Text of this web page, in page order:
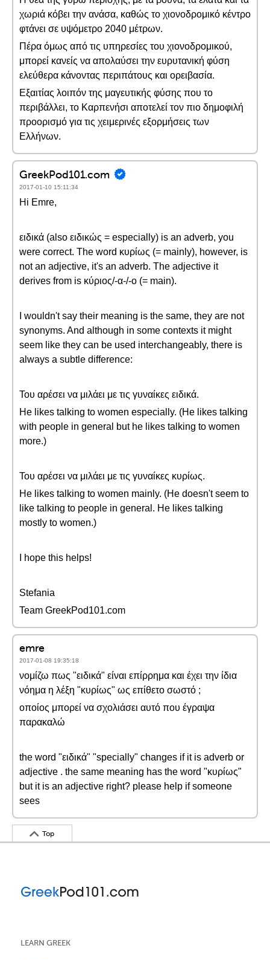
χωριά κόβει την ανάσα, καθώς το χιονοδρομικό κέντρο
φτάνει σε υψόμετρο 2040 μέτρων.
Πέρα όμως από τις υπηρεσίες του χιονοδρομικού,
μπορεί κανείς να απολαύσει την ευρυτανική φύση
ελεύθερα κάνοντας περιπάτους και ορειβασία.
Εξαιτίας λοιπόν της μαγευτικής φύσης που το
περιβάλλει, το Καρπενήσι αποτελεί τον πιο δημοφιλή
προορισμό για τις χειμερινές εξορμήσεις των
Ελλήνων.
GreekPod101.com
2017-01-10 15:11:34
Hi Emre,
ειδικά (also ειδικώς = especially) is an adverb, you
were correct. The word κυρίως (= mainly), however, is
not an adjective, it's an adverb. The adjective it
derives from is κύριος/-α-/-ο (= main).
I wouldn't say their meaning is the same, they are not
synonyms. And although in some contexts it might
seem like they can be used interchangeably, there is
always a subtle difference:
Του αρέσει να μιλάει με τις γυναίκες ειδικά.
He likes talking to women especially. (He likes talking
with people in general but he likes talking to women
more.)
Του αρέσει να μιλάει με τις γυναίκες κυρίως.
He likes talking to women mainly. (He doesn't seem to
like talking to people in general. He likes talking
mostly to women.)
I hope this helps!
Stefania
Team GreekPod101.com
emre
2017-01-08 19:35:18
νομίζω πως "ειδικά" είναι επίρρημα και έχει την ίδια
νόημα η λέξη "κυρίως" ως επίθετο σωστό ;
οποίος μπορεί να σχολιάσει αυτό που έγραψα
παρακαλώ
the word "ειδικά" "specially" changes if it is adverb or
adjective . the same meaning has the word "κυρίως"
but it is an adjective right? please help if someone
sees
Top
LEARN GREEK